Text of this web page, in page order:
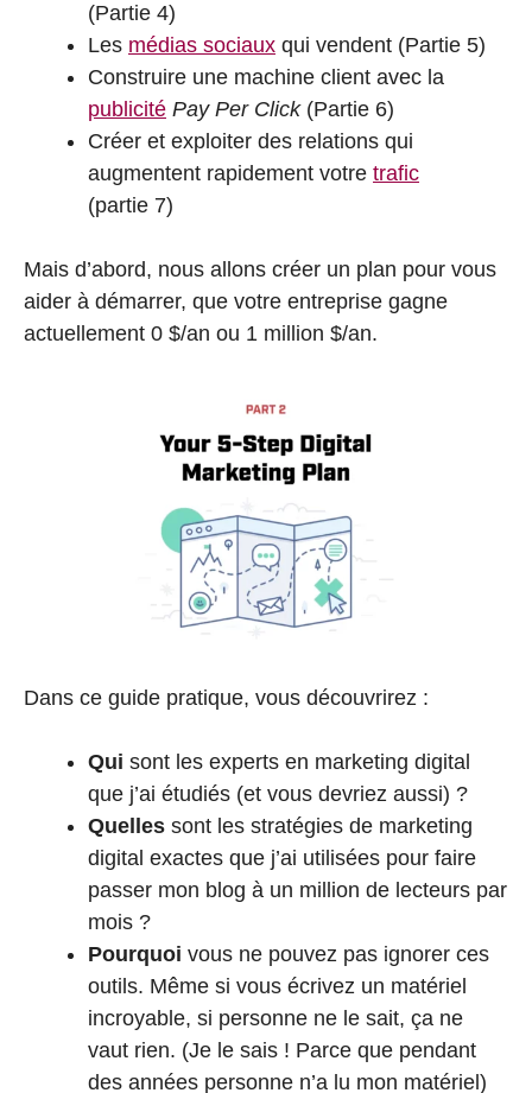
(Partie 4)
Les médias sociaux qui vendent (Partie 5)
Construire une machine client avec la
publicité Pay Per Click(Partie 6)
Créer et exploiter des relations qui
augmentent rapidement votre trafic
(partie 7)
Mais d’abord, nous allons créer un plan pour vous
aider à démarrer, que votre entreprise gagne
actuellement 0 $/an ou 1 million $/an.
Dans ce guide pratique, vous découvrirez :
Qui sont les experts en marketing digital
que j’ai étudiés (et vous devriez aussi) ?
Quelles sont les stratégies de marketing
digital exactes que j’ai utilisées pour faire
passer mon blog à un million de lecteurs par
mois ?
Pourquoi vous ne pouvez pas ignorer ces
outils. Même si vous écrivez un matériel
incroyable, si personne ne le sait, ça ne
vaut rien. (Je le sais ! Parce que pendant
des années personne n’a lu mon matériel)